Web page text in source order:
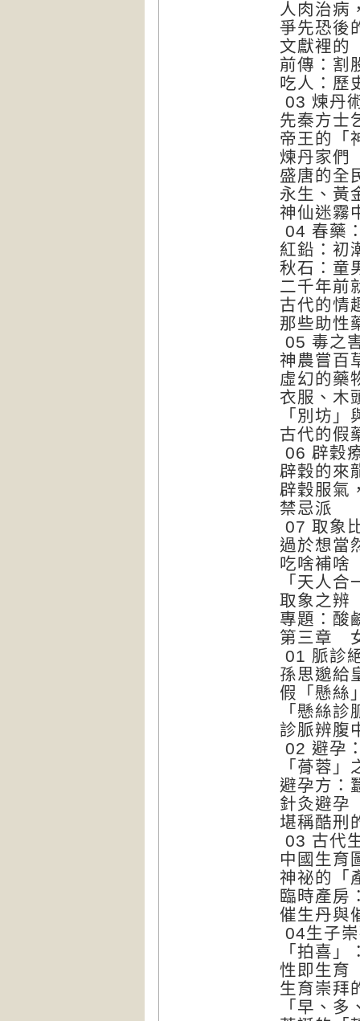
人肉治病
爭先恐後
文獻裡的
前傳：割
吃人：歷
03 煉丹
先秦方士
帝王的「
煉丹家們
盛唐的全
永生、黃
神仙迷霧
04 春藥
紅鉛：初
秋石：童
二千年前
古代的情
那些助性
05 毒之
神農嘗百
虛幻的藥
衣服、木
「別坊」
古代的假
06 辟穀
辟穀的來
辟穀服氣
禁忌派
07 取象
過於想當
吃啥補啥
「天人
取象之辨
專題：酸
第三章
01 脈診
孫思邈給
假「懸絲
「懸絲診
診脈辨腹
02 避孕
「蓇蓉」
避孕方：
針灸避孕
堪稱酷刑
03 古代
中國生育
神祕的「
臨時產房
催生丹與
04生子
「拍喜」
性即生育
生育崇拜
「早、